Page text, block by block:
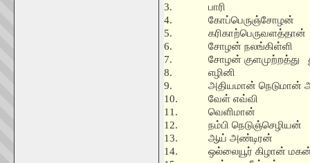
3. பாரி
4. கோப்பெருஞ்சோழன்
5. கரிகாற்பெருவளத்தான்
6. சோழன் நலங்கிள்ளி
7. சோழன் குளமுற்றத்து
8. எழினி
9. அதியமான் நெடுமான்
10. வேள் எவ்வி
11. வெளிமான்
12. நம்பி நெடுஞ்செழியன்
13. ஆய் அண்டிரன்
14. ஒல்லையூர் கிழான்